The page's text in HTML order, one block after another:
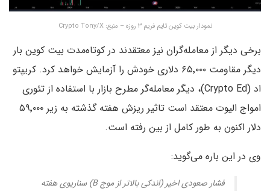
نمودار بیت کوین تایم فریم ۳ روزه – منبع: Crypto Tony/X
برخی دیگر از معامله‌گران نیز معتقدند در کوتاه‌مدت بیت کوین بار
دیگر مقاومت ۶۵٬۰۰۰ دلاری خودش را آزمایش خواهد کرد. کریپتو
اد (Crypto Ed)، دیگر معامله‌گر مطرح بازار با استفاده از تئوری
امواج الیوت معتقد است تاثیر ریزش هفته گذشته به زیر ۵۹٬۰۰۰
دلار اکنون به طور کامل از بین رفته است.
وی در این باره می‌گوید:
فشار صعودی اخیر (اندکی بالاتر از موج B) سناریوی هفته